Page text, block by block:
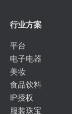
行业方案
平台
电子电器
美妆
食品饮料
IP授权
服装珠宝